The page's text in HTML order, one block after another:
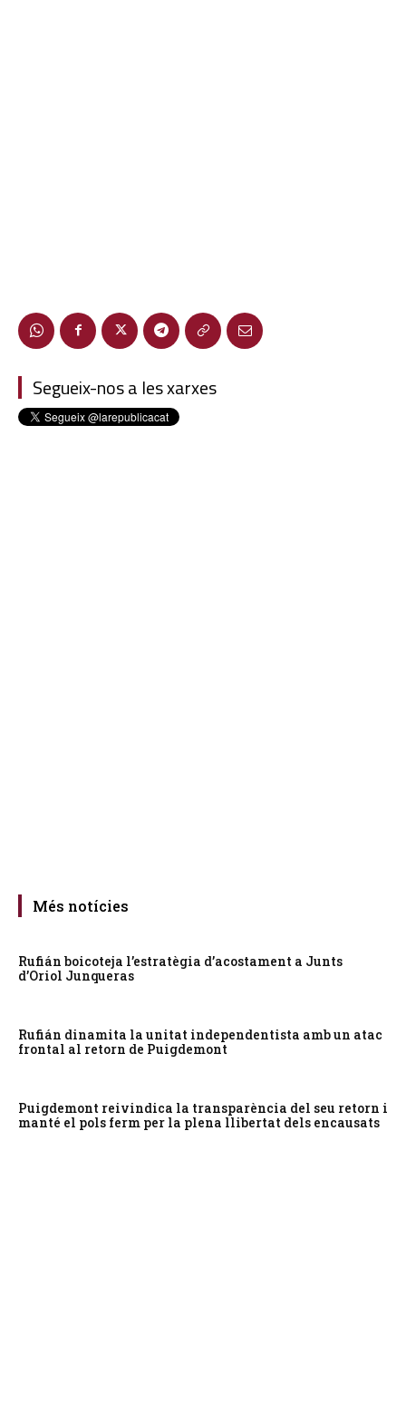
Segueix-nos a les xarxes
Més notícies
Rufián boicoteja l’estratègia d’acostament a Junts
d’Oriol Junqueras
Rufián dinamita la unitat independentista amb un atac
frontal al retorn de Puigdemont
Puigdemont reivindica la transparència del seu retorn i
manté el pols ferm per la plena llibertat dels encausats